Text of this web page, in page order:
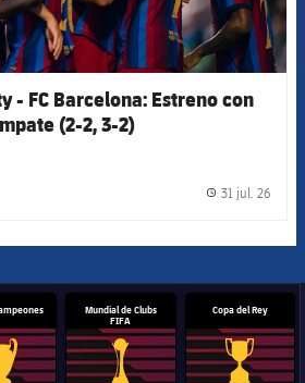
- FC Barcelona: Estreno con
(2-2, 3-2)
31 jul. 26
Mundial de Clubs
FIFA
Copa del Rey